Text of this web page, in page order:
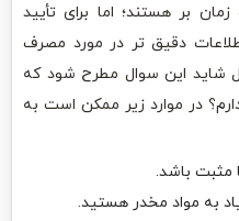
بر هستند؛ اما برای تأیید
دقیق تر در مورد مصرف
شاید این سوال مطرح شود که
در موارد زیر ممکن است به
مثبت باشد.
به مواد مخدر هستید.